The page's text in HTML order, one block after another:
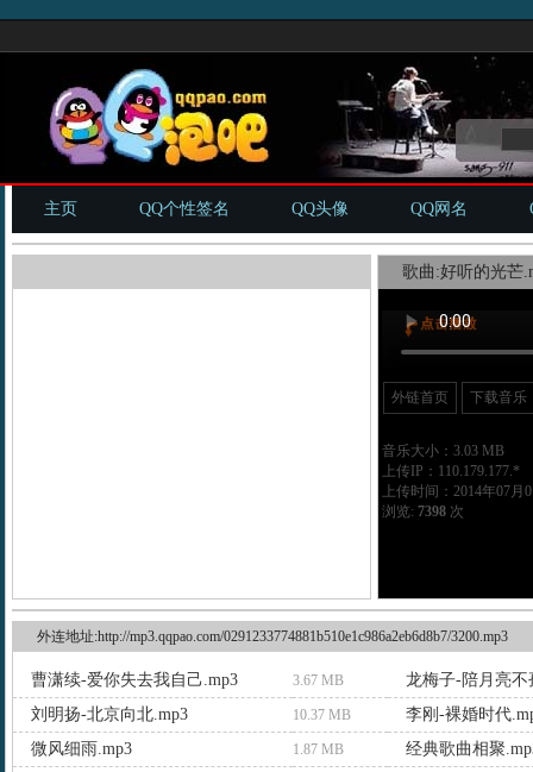
主页 QQ个性签名 QQ头像 QQ网名
歌曲:好听的光芒
外链首页 下载音乐
音乐大小：3.03 MB
上传IP：110.179.177.*
上传时间：2014年07月
浏览: 7398次
外连地址:http://mp3.qqpao.com/0291233774881b510e1c986a2eb6d8b7/3200.mp3
曹潇续-爱你失去我自己.mp3 3.67 MB
龙梅子-陪月亮不
刘明扬-北京向北.mp3
10.37 MB
李刚-裸婚时代
微风细雨.mp3
1.87 MB
经典歌曲相聚